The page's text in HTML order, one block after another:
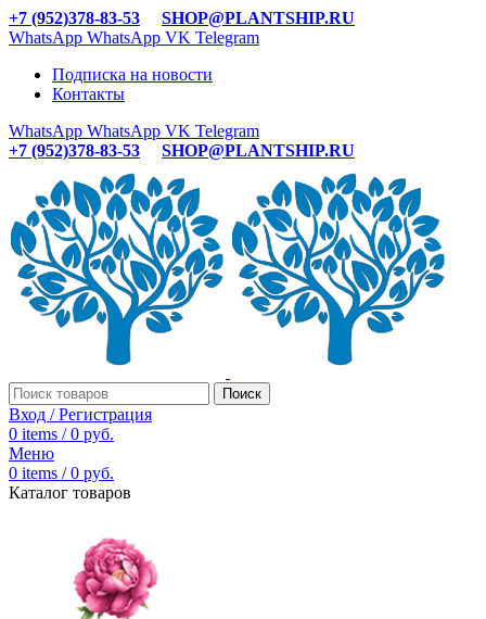
+7 (952)378-83-53
SHOP@PLANTSHIP.RU
WhatsApp WhatsApp VK Telegram
Подписка на новости
Контакты
WhatsApp WhatsApp VK Telegram
+7 (952)378-83-53
SHOP@PLANTSHIP.RU
Поиск
Вход / Регистрация
0 items / 0 руб.
Меню
0 items / 0 руб.
Каталог товаров